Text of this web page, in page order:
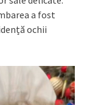
a fost
ochii